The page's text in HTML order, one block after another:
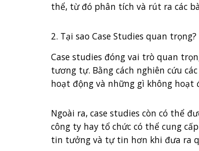
thể, từ đó phân tích và rút ra các
2. Tại sao Case Studies quan trọng?
Case studies đóng vai trò quan
tương tự. Bằng cách nghiên cứu
hoạt động và những gì không
Ngoài ra, case studies còn có thể
công ty hay tổ chức có thể cung
tin tưởng và tự tin hơn khi đưa ra